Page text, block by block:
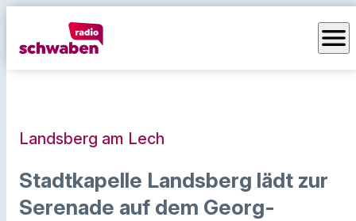
menu
Landsberg am Lech
Stadtkapelle Landsberg lädt zur
Serenade auf dem Georg-